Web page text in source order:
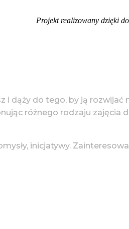
Projekt realizowany dzięki
i dąży do tego, by ją rozwijać
różnego rodzaju zajęcia
inicjatywy.